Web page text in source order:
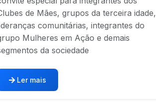
de Mães, grupos da terceira idade,
comunitárias, integrantes do
Mulheres em Ação e demais
da sociedade
Ler mais